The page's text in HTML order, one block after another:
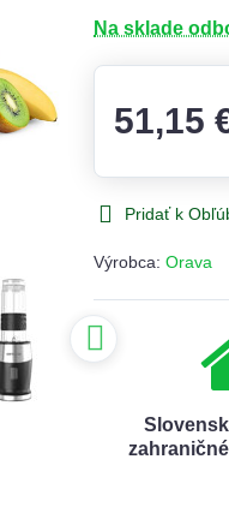
Na sklade
51,15
Pridať k
Výrobca:Orava